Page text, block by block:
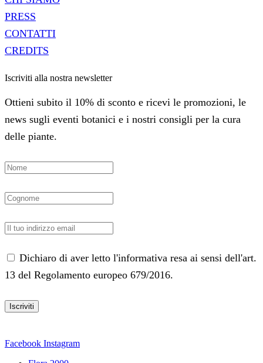
PRESS
CONTATTI
CREDITS
Iscriviti alla nostra newsletter
Ottieni subito il 10% di sconto e ricevi le promozioni, le
news sugli eventi botanici e i nostri consigli per la cura
delle piante.
Dichiaro di aver letto l'informativa resa ai sensi dell'art.
13 del Regolamento europeo 679/2016.
Facebook Instagram